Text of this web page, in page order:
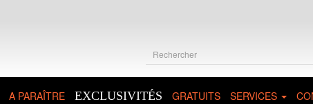
A PARAÎTRE EXCLUSIVITÉS GRATUITS SERVICES